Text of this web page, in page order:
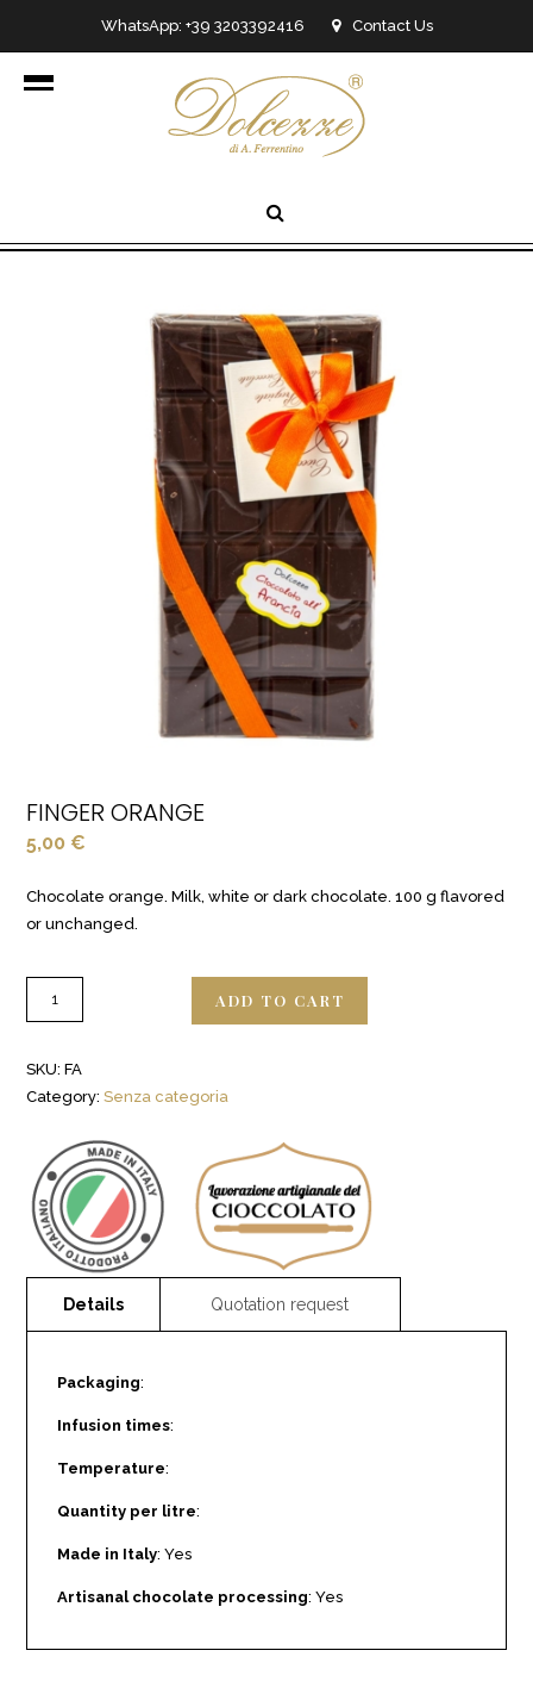
WhatsApp: +39 3203392416 Contact Us
info@dolcezzedicioccolato.it
FINGER ORANGE
5,00 €
Chocolate orange. Milk, white or dark chocolate. 100 g flavored
or unchanged.
ADD TO CART
SKU:FA
Category:Senza categoria
Packaging:
Infusion times:
Temperature:
Quantity per litre:
Made in Italy: Yes
Artisanal chocolate processing: Yes